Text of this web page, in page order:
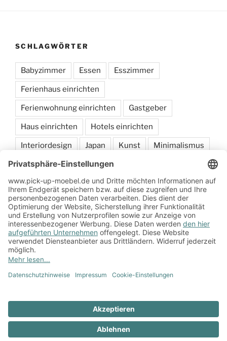
SCHLAGWÖRTER
Babyzimmer Essen Esszimmer
Ferienhaus einrichten
Ferienwohnung einrichten Gastgeber
Haus einrichten Hotels einrichten
Interiordesign Japan Kunst Minimalismus
Möbel sammeln Schlafen
Zum Onlineshop
Impressum
Datenschutzerklärung
Zum
ImpressumDatenschutzerklärung
Stolz präsentiert von WordPress